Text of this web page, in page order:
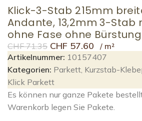
Klick-3-Stab 215mm
Andante, 13,2mm 3-
ohne Fase ohne Bürstung
CHF71.35 CHF 57.60
Artikelnummer: 10157407
Kategorien: Parkett, Kurzstab-
Klick Parkett
Es können nur ganze Pakete
Warenkorb legen Sie Pakete.